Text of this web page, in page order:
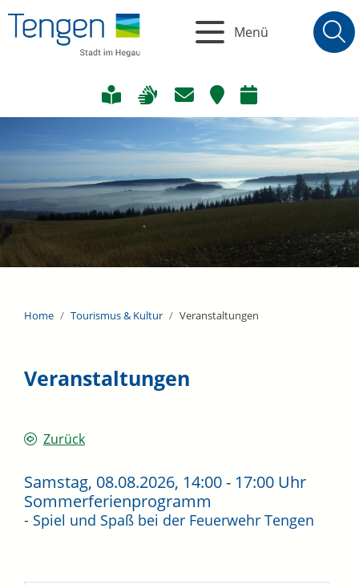
Menü
Home Tourismus & Kultur Veranstaltungen
Veranstaltungen
Zurück
Samstag, 08.08.2026, 14:00 - 17:00 Uhr
Sommerferienprogramm
- Spiel und Spaß bei der Feuerwehr Tengen